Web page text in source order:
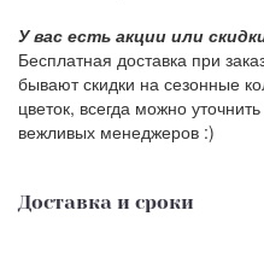
У вас есть акции или
Бесплатная доставка при
бывают скидки на сезонные
цветок, всегда можно
вежливых менеджеров :)
Доставка и сроки